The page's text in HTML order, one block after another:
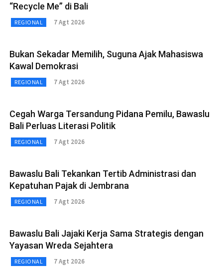
“Recycle Me” di Bali
REGIONAL 7 Agt 2026
Bukan Sekadar Memilih, Suguna Ajak Mahasiswa
Kawal Demokrasi
REGIONAL 7 Agt 2026
Cegah Warga Tersandung Pidana Pemilu, Bawaslu
Bali Perluas Literasi Politik
REGIONAL 7 Agt 2026
Bawaslu Bali Tekankan Tertib Administrasi dan
Kepatuhan Pajak di Jembrana
REGIONAL 7 Agt 2026
Bawaslu Bali Jajaki Kerja Sama Strategis dengan
Yayasan Wreda Sejahtera
REGIONAL 7 Agt 2026